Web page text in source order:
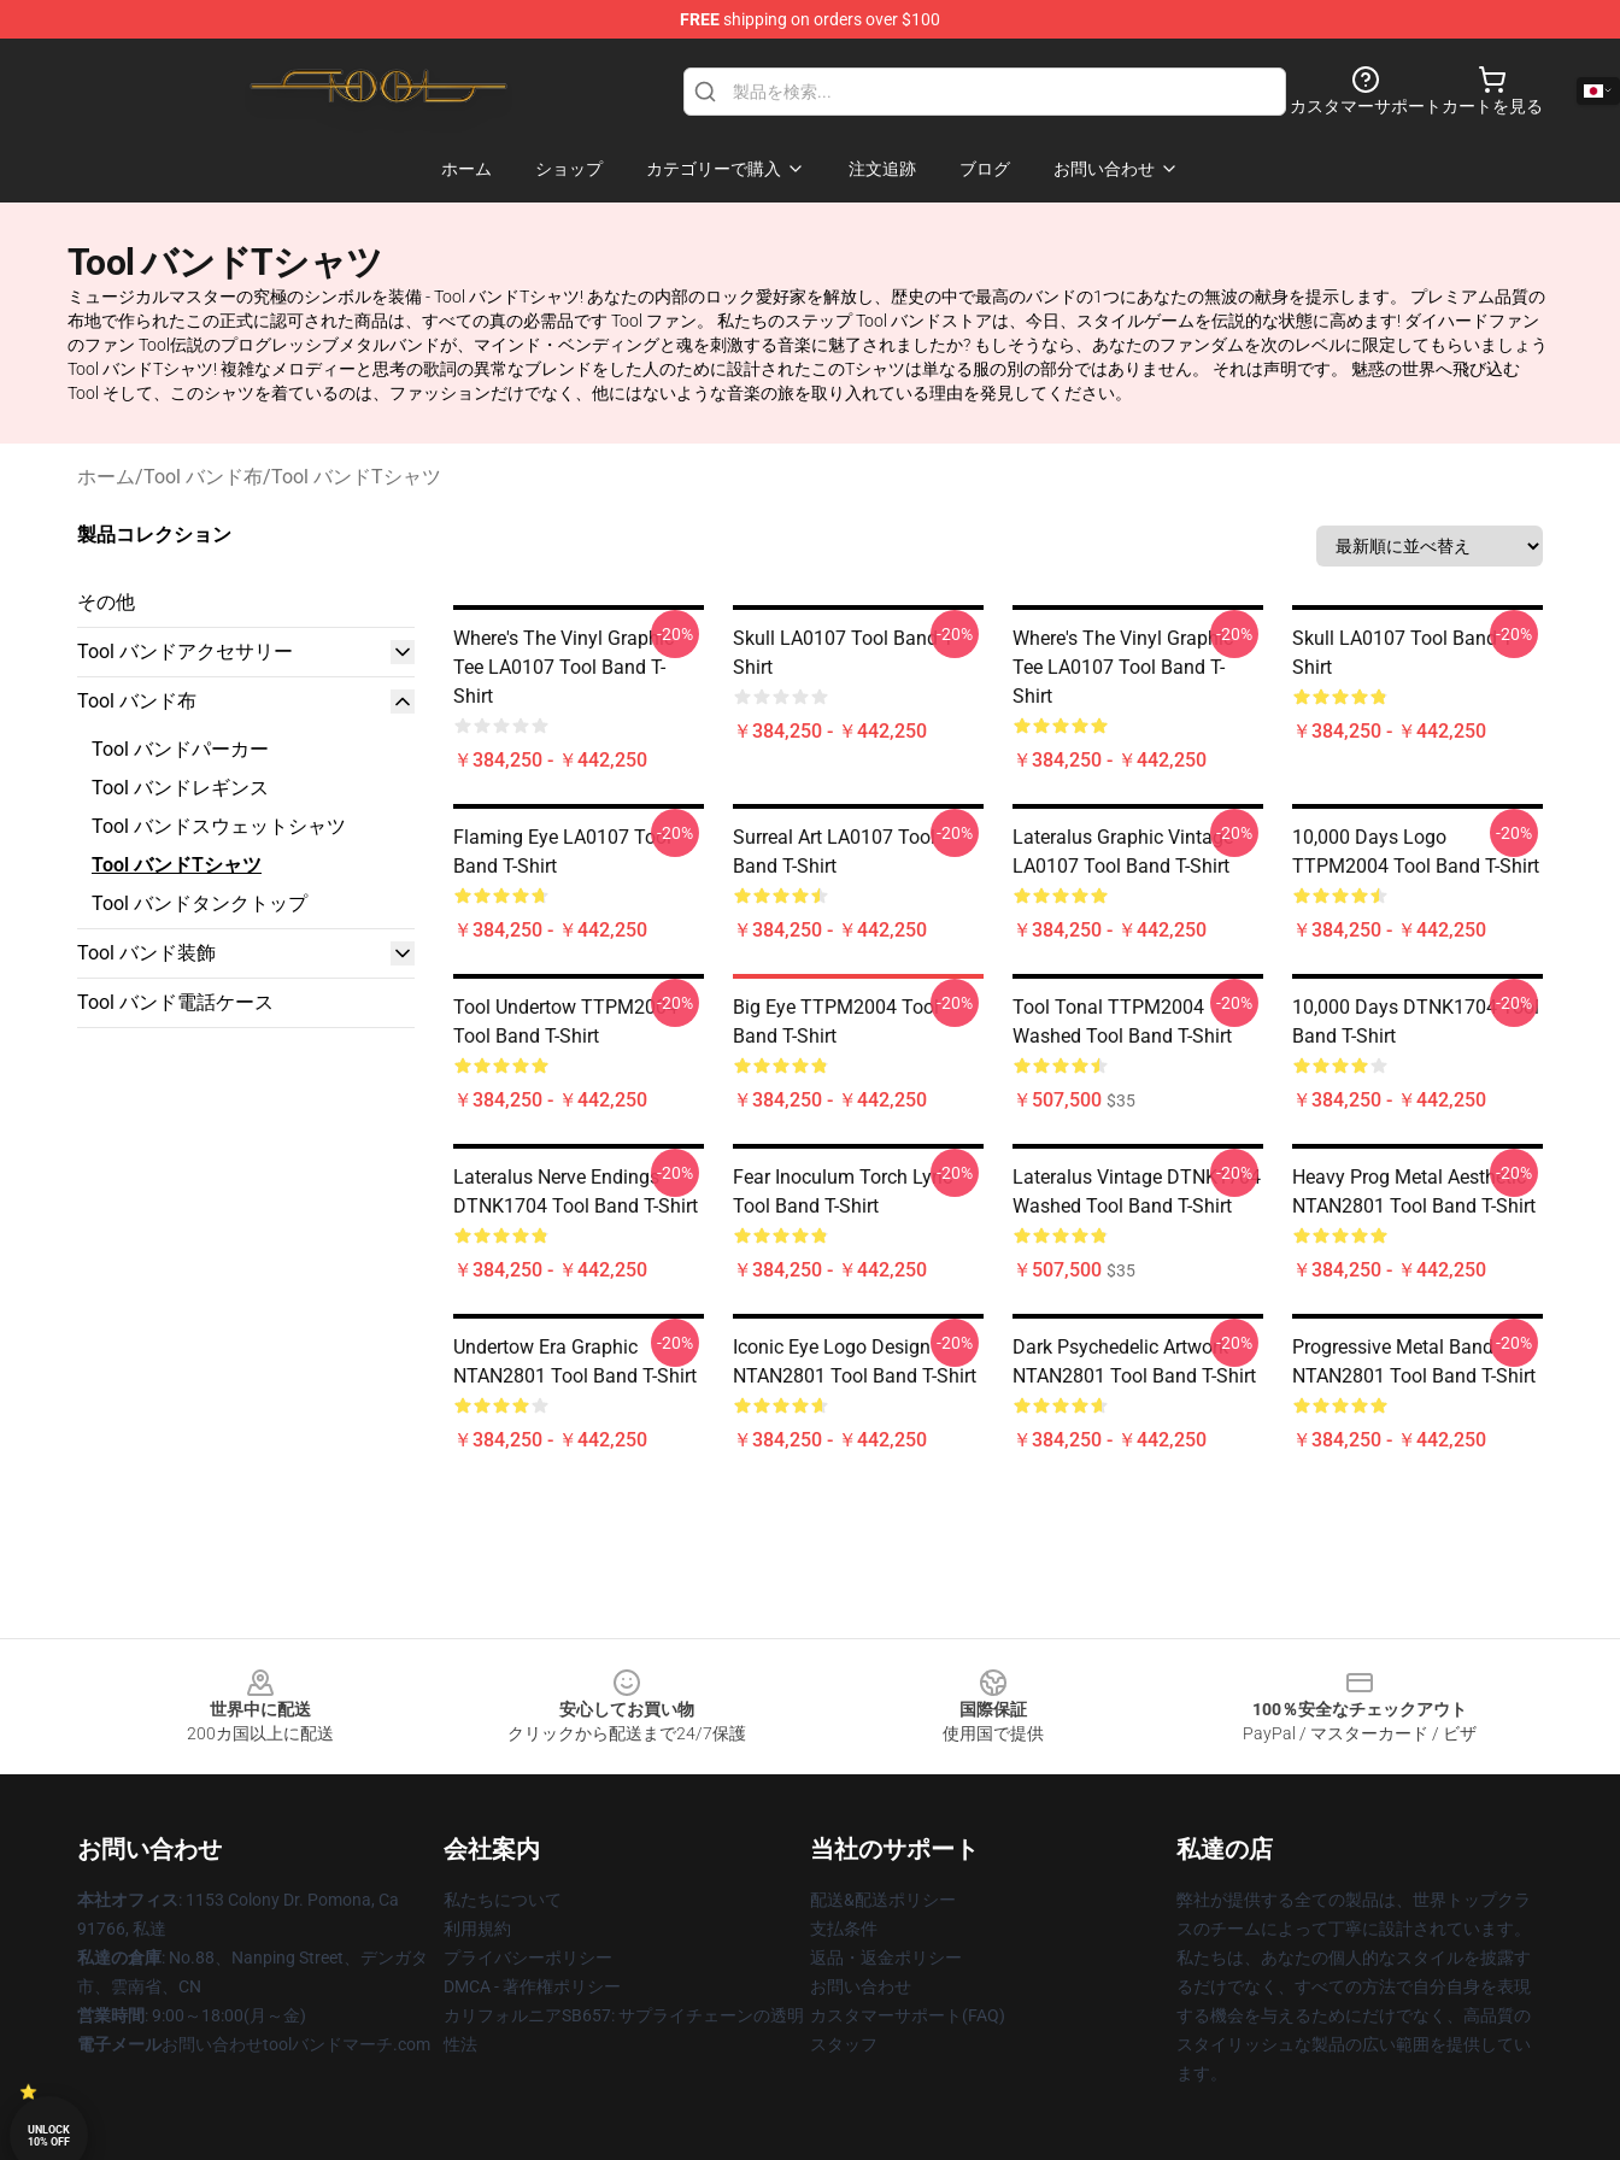
FREEshipping on orders over $100
カスタマーサポート カートを見る
ホーム ショップ カテゴリーで購入 注文追跡 ブログ お問い合わせ
Tool バンドTシャツ
ミュージカルマスターの究極のシンボルを装備 - Tool バンドTシャツ! あなたの内部のロック愛好家を解放し、歴史の中で最高のバンドの1つにあなたの無波の献身を提示します。 プレミアム品質の
布地で作られたこの正式に認可された商品は、すべての真の必需品です Tool ファン。 私たちのステップ Tool バンドストアは、今日、スタイルゲームを伝説的な状態に高めます! ダイハードファン
のファン Tool伝説のプログレッシブメタルバンドが、マインド・ベンディングと魂を刺激する音楽に魅了されましたか? もしそうなら、あなたのファンダムを次のレベルに限定してもらいましょう
Tool バンドTシャツ! 複雑なメロディーと思考の歌詞の異常なブレンドをした人のために設計されたこのTシャツは単なる服の別の部分ではありません。 それは声明です。 魅惑の世界へ飛び込む
Tool そして、このシャツを着ているのは、ファッションだけでなく、他にはないような音楽の旅を取り入れている理由を発見してください。
ホーム/Tool バンド布/Tool バンドTシャツ
製品コレクション
その他
Tool バンドアクセサリー
Tool バンド布
Tool バンドパーカー
Tool バンドレギンス
Tool バンドスウェットシャツ
Tool バンドTシャツ
Tool バンドタンクトップ
Tool バンド装飾
Tool バンド電話ケース
Where's The Vinyl Graphic
Tee LA0107 Tool Band T-
Shirt
￥384,250 - ￥442,250
-20%
Skull LA0107 Tool Band T-
Shirt
￥384,250 - ￥442,250
-20%
Where's The Vinyl Graphic
Tee LA0107 Tool Band T-
Shirt
￥384,250 - ￥442,250
-20%
Skull LA0107 Tool Band T-
Shirt
￥384,250 - ￥442,250
-20%
Flaming Eye LA0107 Tool
Band T-Shirt
￥384,250 - ￥442,250
-20%
Surreal Art LA0107 Tool
Band T-Shirt
￥384,250 - ￥442,250
-20%
Lateralus Graphic Vintage
LA0107 Tool Band T-Shirt
￥384,250 - ￥442,250
-20%
10,000 Days Logo
TTPM2004 Tool Band T-Shirt
￥384,250 - ￥442,250
-20%
Tool Undertow TTPM2004
Tool Band T-Shirt
￥384,250 - ￥442,250
-20%
Big Eye TTPM2004 Tool
Band T-Shirt
￥384,250 - ￥442,250
-20%
Tool Tonal TTPM2004
Washed Tool Band T-Shirt
￥507,500 $35
-20%
10,000 Days DTNK1704 Tool
Band T-Shirt
￥384,250 - ￥442,250
-20%
Lateralus Nerve Endings
DTNK1704 Tool Band T-Shirt
￥384,250 - ￥442,250
-20%
Fear Inoculum Torch Lyric
Tool Band T-Shirt
￥384,250 - ￥442,250
-20%
Lateralus Vintage DTNK1704
Washed Tool Band T-Shirt
￥507,500 $35
-20%
Heavy Prog Metal Aesthetic
NTAN2801 Tool Band T-Shirt
￥384,250 - ￥442,250
-20%
Undertow Era Graphic
NTAN2801 Tool Band T-Shirt
￥384,250 - ￥442,250
-20%
Iconic Eye Logo Design
NTAN2801 Tool Band T-Shirt
￥384,250 - ￥442,250
-20%
Dark Psychedelic Artwork
NTAN2801 Tool Band T-Shirt
￥384,250 - ￥442,250
-20%
Progressive Metal Band
NTAN2801 Tool Band T-Shirt
￥384,250 - ￥442,250
-20%
世界中に配送
200カ国以上に配送
安心してお買い物
クリックから配送まで24/7保護
国際保証
使用国で提供
100％安全なチェックアウト
PayPal / マスターカード / ビザ
お問い合わせ
本社オフィス: 1153 Colony Dr. Pomona, Ca
91766, 私達
私達の倉庫: No.88、Nanping Street、デンガタ
市、雲南省、CN
営業時間: 9:00～18:00(月～金)
電子メールお問い合わせtoolバンドマーチ.com
会社案内
私たちについて
利用規約
プライバシーポリシー
DMCA - 著作権ポリシー
カリフォルニアSB657: サプライチェーンの透明
性法
当社のサポート
配送&配送ポリシー
支払条件
返品・返金ポリシー
お問い合わせ
カスタマーサポート(FAQ)
スタッフ
私達の店
弊社が提供する全ての製品は、世界トップクラ
スのチームによって丁寧に設計されています。
私たちは、あなたの個人的なスタイルを披露す
るだけでなく、すべての方法で自分自身を表現
する機会を与えるためにだけでなく、高品質の
スタイリッシュな製品の広い範囲を提供してい
ます。
UNLOCK
10% OFF